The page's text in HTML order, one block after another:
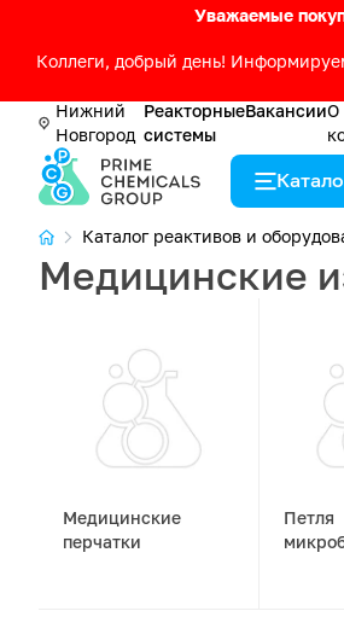
Уважаемые
Коллеги, добрый день!
Нижний
Новгород
Реакторные
системы
ВакансииО
Каталог реактивов и
Медицинские
Медицинские
перчатки
Петля